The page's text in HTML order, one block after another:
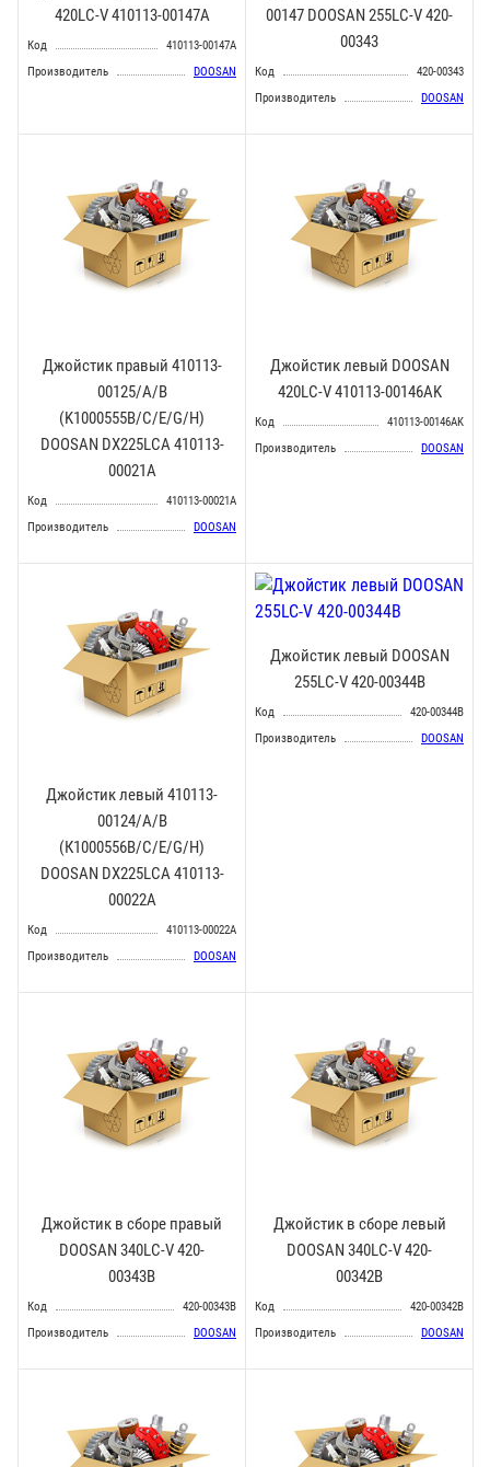
420LC-V 410113-00147A
Код
410113-00147A
Производитель
DOOSAN
00147 DOOSAN 255LC-V 420-
00343
Код
420-00343
Производитель
DOOSAN
Джойстик правый 410113-
00125/A/B
(K1000555B/C/E/G/H)
DOOSAN DX225LCA 410113-
00021A
Код
410113-00021A
Производитель
DOOSAN
Джойстик левый DOOSAN
420LC-V 410113-00146AK
Код
410113-00146AK
Производитель
DOOSAN
Джойстик левый 410113-
00124/A/B
(К1000556B/C/E/G/H)
DOOSAN DX225LCA 410113-
00022A
Код
410113-00022A
Производитель
DOOSAN
Джойстик левый DOOSAN
255LC-V 420-00344B
Код
420-00344B
Производитель
DOOSAN
Джойстик в сборе правый
DOOSAN 340LC-V 420-
00343B
Код
420-00343B
Производитель
DOOSAN
Джойстик в сборе левый
DOOSAN 340LC-V 420-
00342B
Код
420-00342B
Производитель
DOOSAN